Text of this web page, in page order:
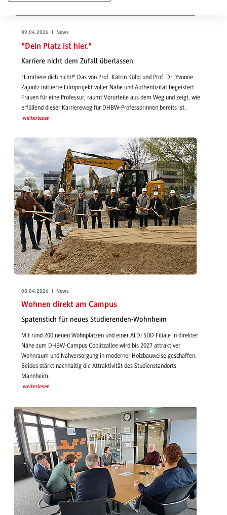
09.04.2026 | News
"Dein Platz ist hier."
Karriere nicht dem Zufall überlassen
"Limitiere dich nicht!" Das von Prof. Katrin Kölbl und Prof. Dr. Yvonne
Zajontz initiierte Filmprojekt voller Nähe und Authentizität begeistert
Frauen für eine Professur, räumt Vorurteile aus dem Weg und zeigt, wie
erfüllend dieser Karriereweg für DHBW-Professorinnen bereits ist.
weiterlesen
08.04.2026 | News
Wohnen direkt am Campus
Spatenstich für neues Studierenden-Wohnheim
Mit rund 200 neuen Wohnplätzen und einer ALDI SÜD Filiale in direkter
Nähe zum DHBW-Campus Coblitzallee wird bis 2027 attraktiver
Wohnraum und Nahversorgung in moderner Holzbauweise geschaffen.
Beides stärkt nachhaltig die Attraktivität des Studienstandorts
Mannheim.
weiterlesen